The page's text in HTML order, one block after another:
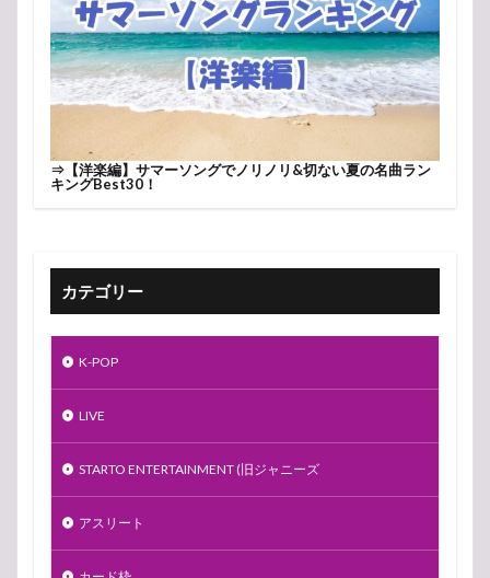
⇒ 【洋楽編】サマーソングでノリノリ&切ない夏の名曲ラン
キングBest30！
カテゴリー
K-POP
LIVE
STARTO ENTERTAINMENT (旧ジャニーズ
アスリート